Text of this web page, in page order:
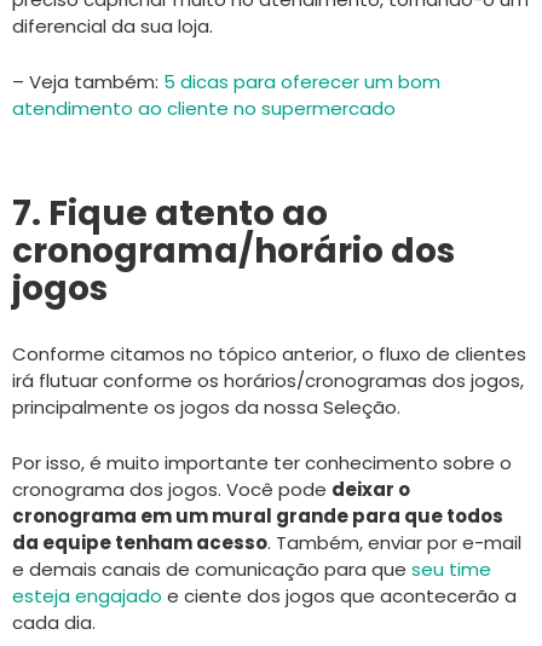
diferencial da sua loja.
– Veja também: 5 dicas para oferecer um bom
atendimento ao cliente no supermercado
7. Fique atento ao
cronograma/horário dos
jogos
Conforme citamos no tópico anterior, o fluxo de clientes
irá flutuar conforme os horários/cronogramas dos jogos,
principalmente os jogos da nossa Seleção.
Por isso, é muito importante ter conhecimento sobre o
cronograma dos jogos. Você pode deixar o
cronograma em um mural grande para que todos
da equipe tenham acesso. Também, enviar por e-mail
e demais canais de comunicação para que seu time
esteja engajado e ciente dos jogos que acontecerão a
cada dia.